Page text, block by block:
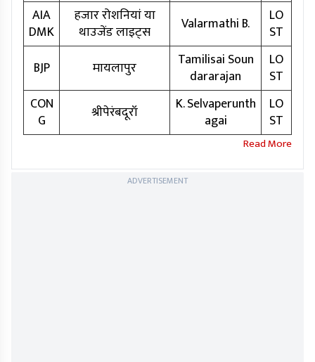
AIA
DMK
हजार रोशनियां या
थाउजेंड लाइट्स
Valarmathi B.
LO
ST
BJP
मायलापुर
Tamilisai Soun
dararajan
LO
ST
CON
G
श्रीपेरंबदूरॉ
K. Selvaperunth
agai
LO
ST
ADVERTISEMENT